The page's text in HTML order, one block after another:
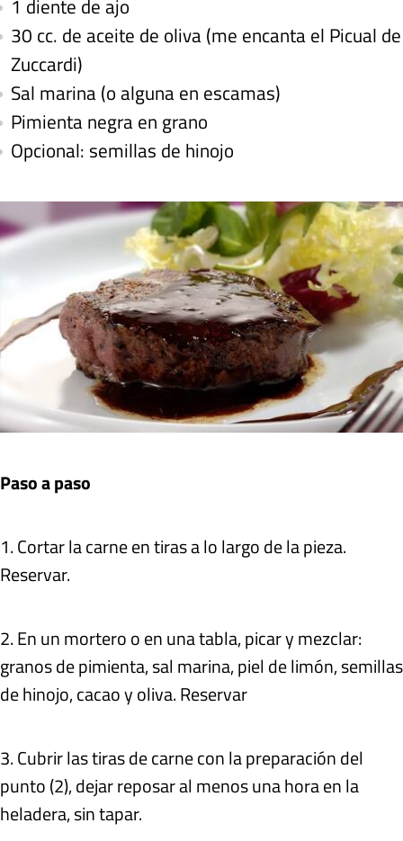
1 diente de ajo
30 cc. de aceite de oliva (me encanta el Picual de
Zuccardi)
Sal marina (o alguna en escamas)
Pimienta negra en grano
Opcional: semillas de hinojo
Paso a paso
1. Cortar la carne en tiras a lo largo de la pieza.
Reservar.
2. En un mortero o en una tabla, picar y mezclar:
granos de pimienta, sal marina, piel de limón, semillas
de hinojo, cacao y oliva. Reservar
3. Cubrir las tiras de carne con la preparación del
punto (2), dejar reposar al menos una hora en la
heladera, sin tapar.